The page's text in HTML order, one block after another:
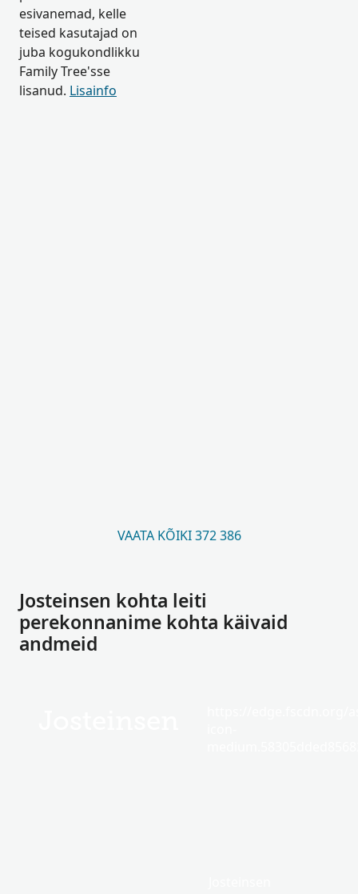
esivanemad, kelle
teised kasutajad on
juba kogukondlikku
Family Tree'sse
lisanud. Lisainfo
VAATA KÕIKI 372 386
Josteinsen kohta leiti
perekonnanime kohta käivaid
andmeid